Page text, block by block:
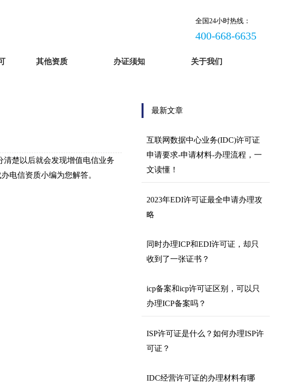
全国24小时热线：
400-668-6635
其他资质 办证须知 关于我们
楚以后就会发现增值电信业务
电信资质小编为您解答。
最新文章
互联网数据中心业务(IDC)许可证
申请要求-申请材料-办理流程，一
文读懂！
2023年EDI许可证最全申请办理攻
略
同时办理ICP和EDI许可证，却只
收到了一张证书？
icp备案和icp许可证区别，可以只
办理ICP备案吗？
ISP许可证是什么？如何办理ISP许
可证？
IDC经营许可证的办理材料有哪